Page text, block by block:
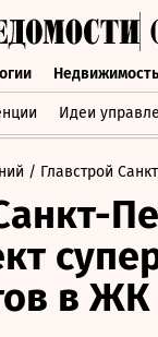
Недвижимость
Идеи
/ Главстрой
в